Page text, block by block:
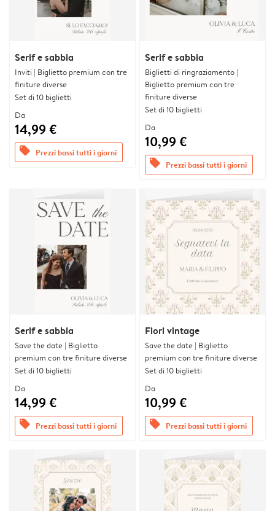
Serif e sabbia
Inviti | Biglietto premium con tre
finiture diverse
Set di 10 biglietti
Da
14,99 €
offers Prezzi bassi tutti i giorni
Serif e sabbia
Biglietti di ringraziamento |
Biglietto premium con tre
finiture diverse
Set di 10 biglietti
Da
10,99 €
offers Prezzi bassi tutti i giorni
Serif e sabbia
Save the date | Biglietto
premium con tre finiture diverse
Set di 10 biglietti
Da
14,99 €
offers Prezzi bassi tutti i giorni
Fiori vintage
Save the date | Biglietto
premium con tre finiture diverse
Set di 10 biglietti
Da
10,99 €
offers Prezzi bassi tutti i giorni